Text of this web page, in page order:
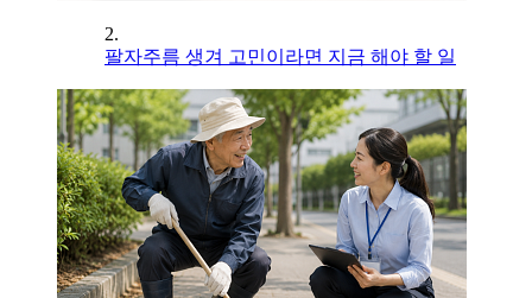
2.
팔자주름 생겨 고민이라면 지금 해야 할 일